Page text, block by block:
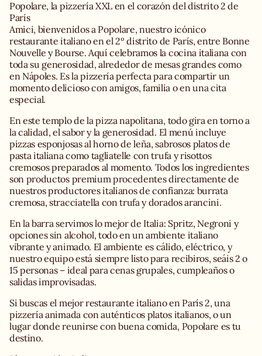
Popolare, la pizzería XXL en el corazón del distrito 2 de
París
Amici, bienvenidos a Popolare, nuestro icónico
restaurante italiano en el 2º distrito de París, entre Bonne
Nouvelle y Bourse. Aquí celebramos la cocina italiana con
toda su generosidad, alrededor de mesas grandes como
en Nápoles. Es la pizzería perfecta para compartir un
momento delicioso con amigos, familia o en una cita
especial.
En este templo de la pizza napolitana, todo gira en torno a
la calidad, el sabor y la generosidad. El menú incluye
pizzas esponjosas al horno de leña, sabrosos platos de
pasta italiana como tagliatelle con trufa y risottos
cremosos preparados al momento. Todos los ingredientes
son productos premium procedentes directamente de
nuestros productores italianos de confianza: burrata
cremosa, stracciatella con trufa y dorados arancini.
En la barra servimos lo mejor de Italia: Spritz, Negroni y
opciones sin alcohol, todo en un ambiente italiano
vibrante y animado. El ambiente es cálido, eléctrico, y
nuestro equipo está siempre listo para recibiros, seáis 2 o
15 personas – ideal para cenas grupales, cumpleaños o
salidas improvisadas.
Si buscas el mejor restaurante italiano en París 2, una
pizzería animada con auténticos platos italianos, o un
lugar donde reunirse con buena comida, Popolare es tu
destino.